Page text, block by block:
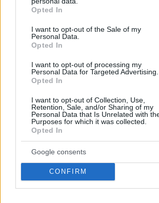
grant or deny consent to Google and its
use your data for below specified purposes
consent section.
Opted In
I want to opt-out of the Sale of my
Personal Data.
Opted In
I want to opt-out of processing my
Personal Data for Targeted Advertising.
Opted In
I want to opt-out of Collection, Use,
Retention, Sale, and/or Sharing of my
Personal Data that Is Unrelated with
Purposes for which it was collected.
Opted In
Google consents
CONFIRM
Ουάσινγκτον προσπαθεί εδώ και
υποβαθμίσει στρατηγικά. Τα
πυρομαχικών, η ανάγκη
αεράμυνας και η πίεση στους
παραγωγής δεν είναι αφηρημένες